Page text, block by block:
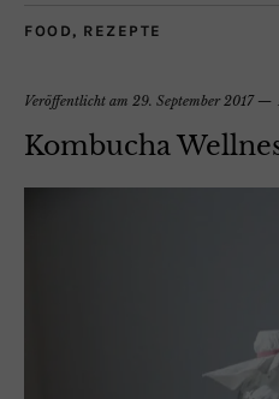
FOOD , REZEPTE
Veröffentlicht am 29. September 2017
Kombucha